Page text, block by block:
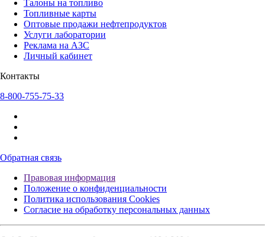
Талоны на топливо
Топливные карты
Оптовые продажи нефтепродуктов
Услуги лаборатории
Реклама на АЗС
Личный кабинет
Контакты
8-800-755-75-33
Обратная связь
Правовая информация
Положение о конфиденциальности
Политика использования Cookies
Согласие на обработку персональных данных